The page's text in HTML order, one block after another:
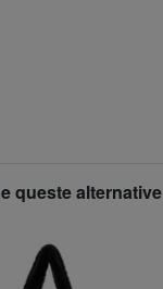
queste alternative